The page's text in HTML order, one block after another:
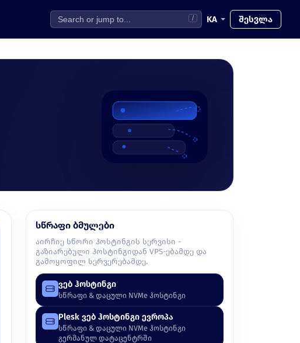
/ KA შესვლა
სწრაფი ბმულები
აირჩიე სწორი ჰოსტინგის სერვისი -
გაზიარებული ჰოსტინგიდან VPS-ებამდე და
გამოყოფილ სერვერებამდე.
ვებ ჰოსტინგი
სწრაფი & დაცული NVMe ჰოსტინგი
Plesk ვებ ჰოსტინგი ევროპა
სწრაფი & დაცული NVMe ჰოსტინგი
გერმანულ დატაცენტრში